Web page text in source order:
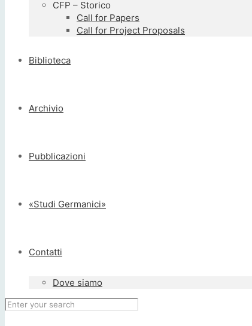
CFP – Storico
Call for Papers
Call for Project Proposals
Biblioteca
Archivio
Pubblicazioni
«Studi Germanici»
Contatti
Dove siamo